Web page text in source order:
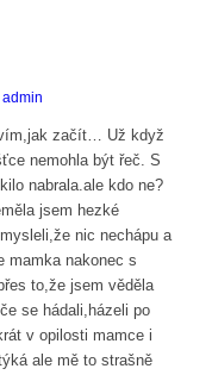
admin
začít… Už když
nemohla být řeč. S
nabrala.ale kdo ne?
jsem hezké
nic nechápu a
mamka nakonec s
to,že jsem věděla
se hádali,házeli po
v opilosti mamce i
ale mě to strašně